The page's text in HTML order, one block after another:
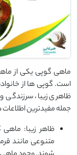
ماهی گوپی یکی از
است. گوپی ها از
ظاهری زیبا، سرزندگی
جمله مفیدترین
ظاهر زیبا:
متنوعی مانند